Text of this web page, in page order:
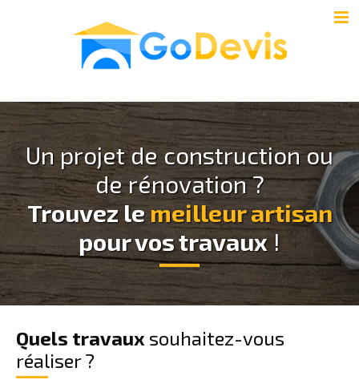
Un projet de construction ou
de rénovation ?
Trouvez lemeilleur artisan
pour vos travaux!
Quels travaux souhaitez-vous
réaliser ?